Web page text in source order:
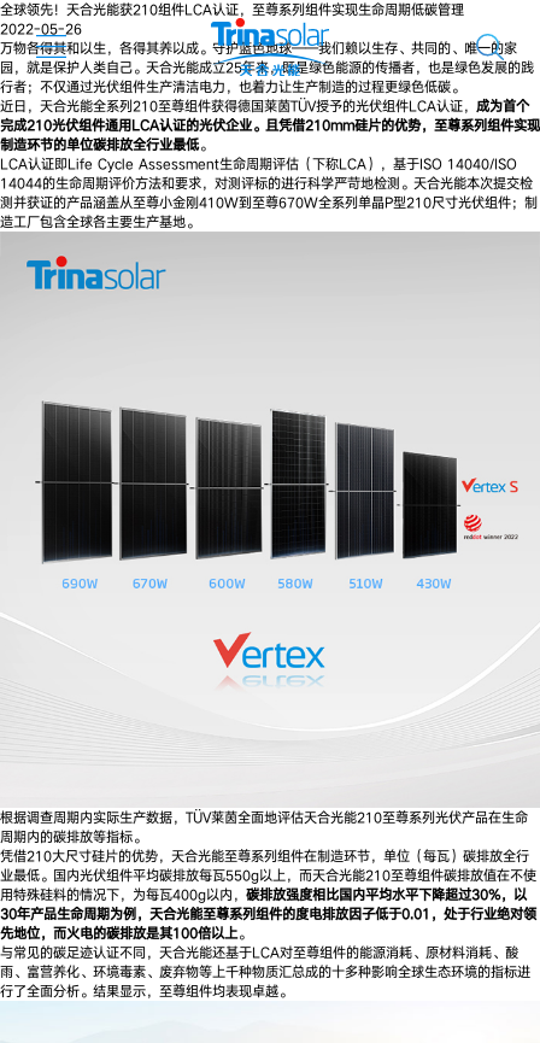
全球领先！天合光能获210组件LCA认证，至尊系列组件实现生命周期低碳管理
2022-05-26
万物各得其和以生，各得其养以成。守护蓝色地球——我们赖以生存、共同的、唯一的家
园，就是保护人类自己。天合光能成立25年来，既是绿色能源的传播者，也是绿色发展的践
行者；不仅通过光伏组件生产清洁电力，也着力让生产制造的过程更绿色低碳。
近日，天合光能全系列210至尊组件获得德国莱茵TÜV授予的光伏组件LCA认证， 成为首个
完成210光伏组件通用LCA认证的光伏企业。且凭借210mm硅片的优势，至尊系列组件实现
制造环节的单位碳排放全行业最低。
LCA认证即Life Cycle Assessment生命周期评估（下称LCA），基于ISO 14040/ISO
14044的生命周期评价方法和要求，对测评标的进行科学严苛地检测。天合光能本次提交检
测并获证的产品涵盖从至尊小金刚410W到至尊670W全系列单晶P型210尺寸光伏组件；制
造工厂包含全球各主要生产基地。
根据调查周期内实际生产数据，TÜV莱茵全面地评估天合光能210至尊系列光伏产品在生命
周期内的碳排放等指标。
凭借210大尺寸硅片的优势，天合光能至尊系列组件在制造环节，单位（每瓦）碳排放全行
业最低。国内光伏组件平均碳排放每瓦550g以上，而天合光能210至尊组件碳排放值在不使
用特殊硅料的情况下，为每瓦400g以内， 碳排放强度相比国内平均水平下降超过30%，以
30年产品生命周期为例，天合光能至尊系列组件的度电排放因子低于0.01，处于行业绝对领
先地位，而火电的碳排放是其100倍以上。
与常见的碳足迹认证不同，天合光能还基于LCA对至尊组件的能源消耗、原材料消耗、酸
雨、富营养化、环境毒素、废弃物等上千种物质汇总成的十多种影响全球生态环境的指标进
行了全面分析。结果显示，至尊组件均表现卓越。